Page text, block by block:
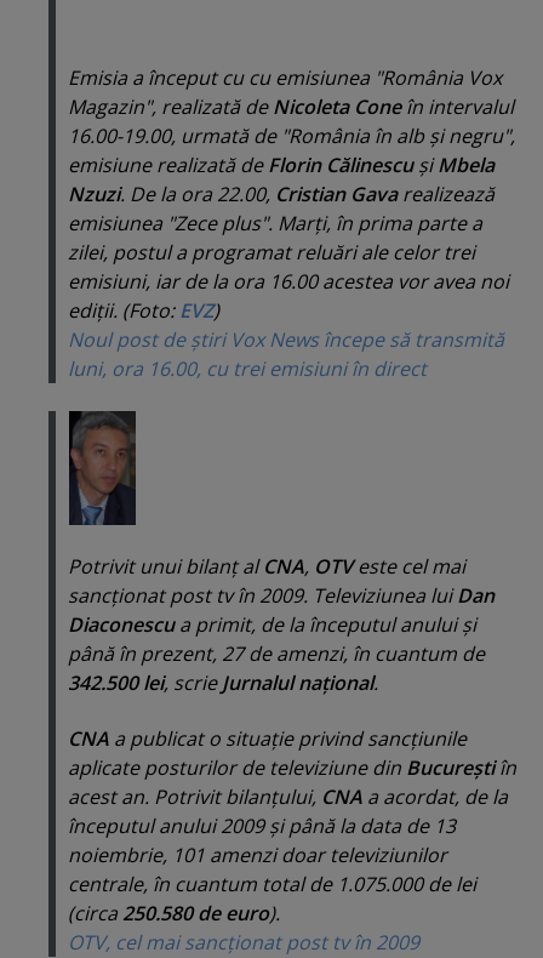
Emisia a început cu cu emisiunea "România Vox
Magazin", realizată deNicoleta Coneîn intervalul
16.00-19.00, urmată de "România în alb şi negru",
emisiune realizată deFlorin CălinescuşiMbela
Nzuzi. De la ora 22.00, Cristian Gavarealizează
emisiunea "Zece plus". Marţi, în prima parte a
zilei, postul a programat reluări ale celor trei
emisiuni, iar de la ora 16.00 acestea vor avea noi
ediţii. (Foto:EVZ)
Noul post de ştiri Vox News începe să transmită
luni, ora 16.00, cu trei emisiuni în direct
Potrivit unui bilanţ alCNA, OTVeste cel mai
sancţionat post tv în 2009. Televiziunea luiDan
Diaconescua primit, de la începutul anului şi
până în prezent, 27 de amenzi, în cuantum de
342.500 lei, scrieJurnalul naţional.
CNA a publicat o situaţie privind sancţiunile
aplicate posturilor de televiziune din Bucureştiîn
acest an. Potrivit bilanţului, CNA a acordat, de la
începutul anului 2009 şi până la data de 13
noiembrie, 101 amenzi doar televiziunilor
centrale, în cuantum total de 1.075.000 de lei
(circa 250.580 de euro).
OTV, cel mai sancţionat post tv în 2009